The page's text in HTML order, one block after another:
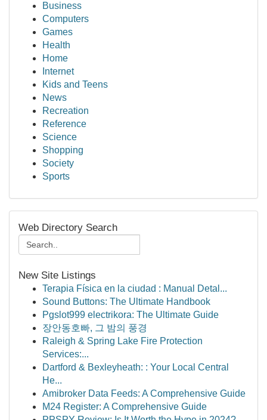
Business
Computers
Games
Health
Home
Internet
Kids and Teens
News
Recreation
Reference
Science
Shopping
Society
Sports
Web Directory Search
New Site Listings
Terapia Física en la ciudad : Manual Detal...
Sound Buttons: The Ultimate Handbook
Pgslot999 electrikora: The Ultimate Guide
장안동호빠, 그 밤의 풍경
Raleigh & Spring Lake Fire Protection
Services:...
Dartford & Bexleyheath: : Your Local Central
He...
Amibroker Data Feeds: A Comprehensive Guide
M24 Register: A Comprehensive Guide